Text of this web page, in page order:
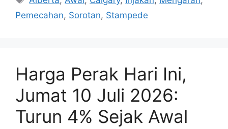
Pemecahan, Sorotan, Stampede
Harga Perak Hari Ini,
Jumat 10 Juli 2026:
Turun 4% Sejak Awal